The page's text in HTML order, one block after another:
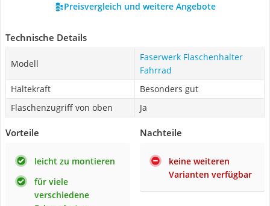
Preisvergleich und weitere Angebote
Technische Details
Modell
Faserwerk Flaschenhalter
Fahrrad
Haltekraft
Besonders gut
Flaschenzugriff von oben
Ja
Vorteile
leicht zu montieren
für viele
verschiedene
Nachteile
keine weiteren
Varianten verfügbar